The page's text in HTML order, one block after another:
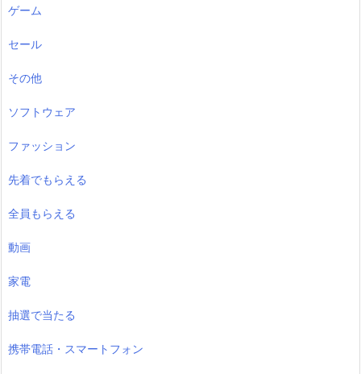
ゲーム
セール
その他
ソフトウェア
ファッション
先着でもらえる
全員もらえる
動画
家電
抽選で当たる
携帯電話・スマートフォン